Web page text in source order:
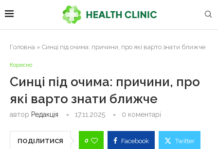
Головна » Синці під очима: причини, про які варто знати ближче
Корисно
Синці під очима: причини, про
які варто знати ближче
автор Редакція 17.11.2025 0 коментарі
ПОДІЛИТИСЯ 0 Facebook Twitter